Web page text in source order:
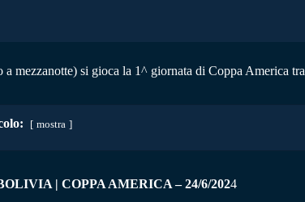
mezzanotte) si gioca la 1^ giornata di Coppa America
mostra
| COPPA AMERICA – 24/6/2024